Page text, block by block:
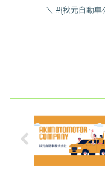
#{秋元自動車